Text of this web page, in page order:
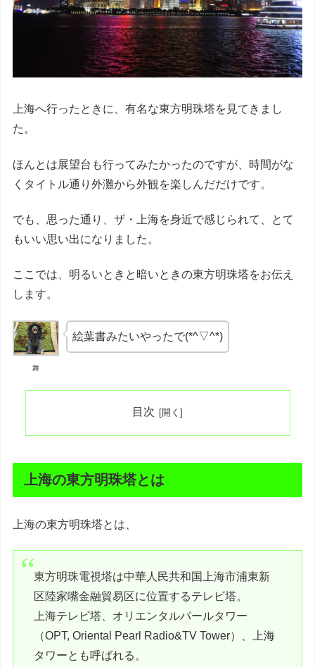
上海へ行ったときに、有名な東方明珠塔を見てきまし
た。
ほんとは展望台も行ってみたかったのですが、時間がな
くタイトル通り外灘から外観を楽しんだだけです。
でも、思った通り、ザ・上海を身近で感じられて、とて
もいい思い出になりました。
ここでは、明るいときと暗いときの東方明珠塔をお伝え
します。
舞
絵葉書みたいやったで(*^▽^*)
目次
上海の東方明珠塔とは
上海の東方明珠塔とは、
東方明珠電視塔は中華人民共和国上海市浦東新
区陸家嘴金融貿易区に位置するテレビ塔。
上海テレビ塔、オリエンタルパールタワー
（OPT, Oriental Pearl Radio&TV Tower）、上海
タワーとも呼ばれる。